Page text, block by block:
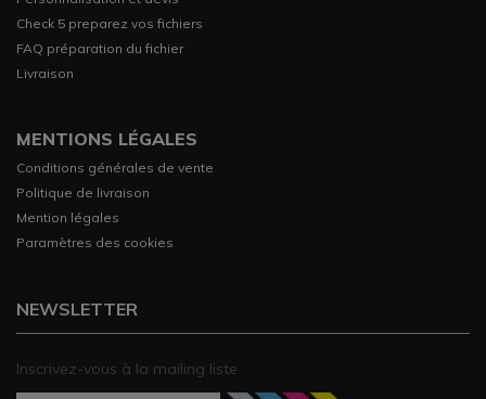
Check 5 preparez vos fichiers
FAQ préparation du fichier
Livraison
MENTIONS LÉGALES
Conditions générales de vente
Politique de livraison
Mention légales
Paramètres des cookies
NEWSLETTER
Inscrivez-vous à la mailing liste